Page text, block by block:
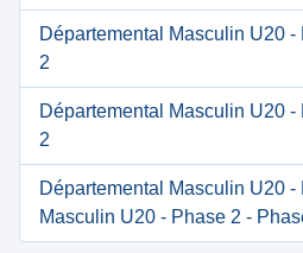
Départemental Masculin U20
2
Départemental Masculin U20
2
Départemental Masculin U20 -
Masculin U20 - Phase 2 -